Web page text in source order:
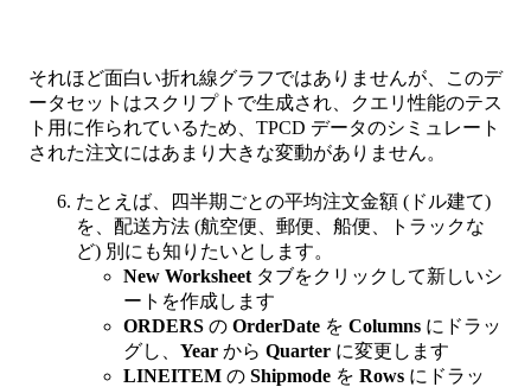
それほど面白い折れ線グラフではありませんが、このデ
ータセットはスクリプトで生成され、クエリ性能のテス
ト用に作られているため、TPCD データのシミュレート
された注文にはあまり大きな変動がありません。
たとえば、四半期ごとの平均注文金額 (ドル建て)
を、配送方法 (航空便、郵便、船便、トラックな
ど) 別にも知りたいとします。
New Worksheet タブをクリックして新しいシ
ートを作成します
ORDERS の OrderDate を Columns にドラッ
グし、 Year から Quarter に変更します
LINEITEM の Shipmode を Rows にドラッ